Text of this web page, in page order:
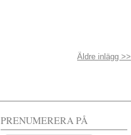
Äldre inlägg >>
PRENUMERERA PÅ